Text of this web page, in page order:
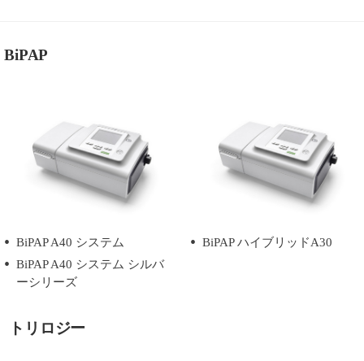
BiPAP
BiPAP A40 システム
BiPAP A40 システム シルバ
ーシリーズ
BiPAP ハイブリッドA30
トリロジー